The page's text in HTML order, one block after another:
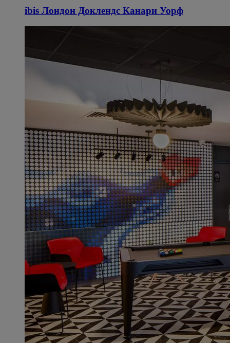
ibis Лондон Доклендс Канари Уорф